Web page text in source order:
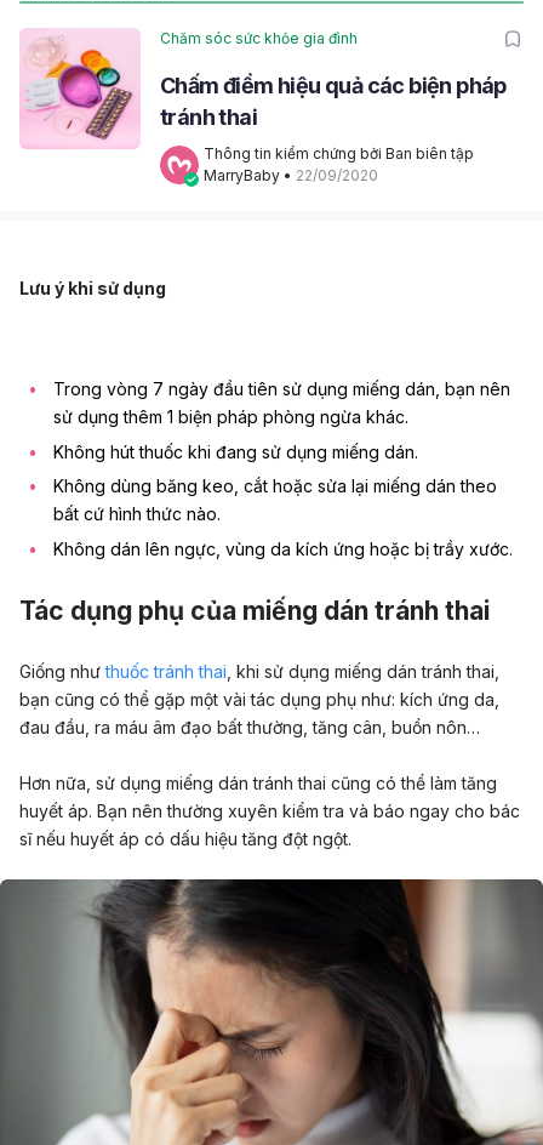
Chăm sóc sức khỏe gia đình
Chấm điểm hiệu quả các biện pháp
tránh thai
Thông tin kiểm chứng bởi Ban biên tập
MarryBaby • 22/09/2020
Lưu ý khi sử dụng
Trong vòng 7 ngày đầu tiên sử dụng miếng dán, bạn nên
sử dụng thêm 1 biện pháp phòng ngừa khác.
Không hút thuốc khi đang sử dụng miếng dán.
Không dùng băng keo, cắt hoặc sửa lại miếng dán theo
bất cứ hình thức nào.
Không dán lên ngực, vùng da kích ứng hoặc bị trầy xước.
Tác dụng phụ của miếng dán tránh thai
Giống nhưthuốc tránh thai , khi sử dụng miếng dán tránh thai,
bạn cũng có thể gặp một vài tác dụng phụ như: kích ứng da,
đau đầu, ra máu âm đạo bất thường, tăng cân, buồn nôn…
Hơn nữa, sử dụng miếng dán tránh thai cũng có thể làm tăng
huyết áp. Bạn nên thường xuyên kiểm tra và báo ngay cho bác
sĩ nếu huyết áp có dấu hiệu tăng đột ngột.